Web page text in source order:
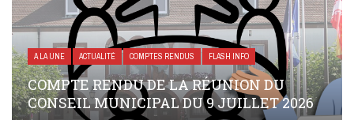
A LA UNE ACTUALITÉ COMPTES RENDUS FLASH INFO
COMPTE RENDU DE LA RÉUNION DU
CONSEIL MUNICIPAL DU 9 JUILLET 2026